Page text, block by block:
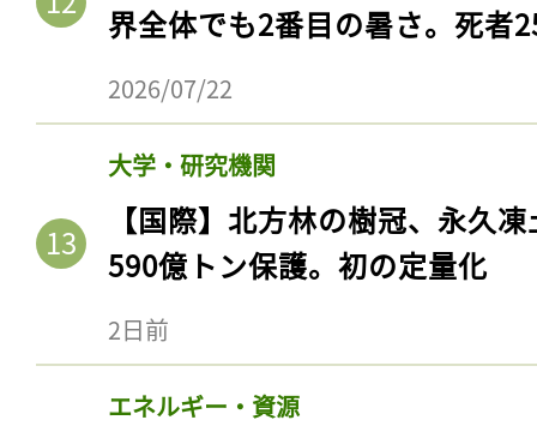
界全体でも2番目の暑さ。死者
2026/07/22
大学・研究機関
【国際】北方林の樹冠、永久
590億トン保護。初の定量化
2日前
エネルギー・資源